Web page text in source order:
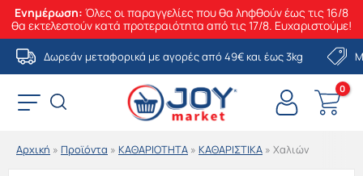
Ενημέρωση: Όλες οι παραγγελίες που θα ληφθούν έως τις 16/8
θα εκτελεστούν κατά προτεραιότητα από τις 17/8. Ευχαριστούμε!
Μετάβαση
στο
περιεχόμενο
Δωρεάν μεταφορικά με αγορές από 49€ και έως 3kg
Αρχική » Προϊόντα » ΚΑΘΑΡΙΟΤΗΤΑ » ΚΑΘΑΡΙΣΤΙΚΑ » Χαλιών